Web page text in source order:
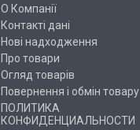
О Компанії
Контакті дані
Нові надходження
Про товари
Огляд товарів
Повернення і обмін товару
ПОЛИТИКА
КОНФИДЕНЦИАЛЬНОСТИ